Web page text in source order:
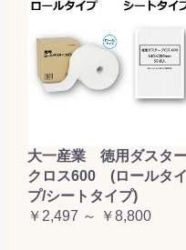
大一産業 徳用ダスタ
クロス600 (ロールタイ
プ/シートタイプ)
￥2,497 ～ ￥8,800